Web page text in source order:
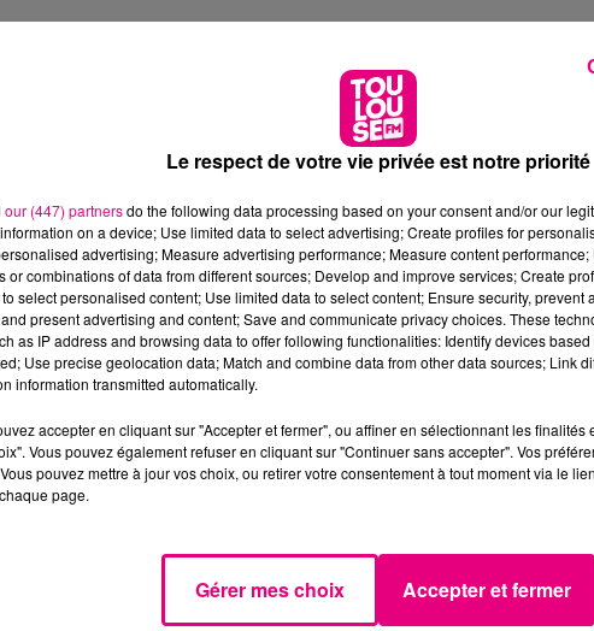
Journée Mondiale de la Chocolatineavec la
finaliste des championnats du monde de pâtisserie.
FM» a envahi la ville rose pour une distributiongéante et
Touet toutes nos boulangeries partenaires pour leur
à vous auditeurs, qui êtes venus à notre rencontre pour
et dans le Sud-Ouest, on dit Chocolatine !
Le respect de votre vie privée est notre priorité
our (447) partnersdo the following data processing based on your consent and/or our
on a device; Use limited data to select advertising; Create profiles for
advertising; Measure advertising performance; Measure content
or combinations of data from different sources; Develop and improve services; Create
select personalised content; Use limited data to select content; Ensure security, prevent
present advertising and content; Save and communicate privacy choices. These
as IP address and browsing data to offer following functionalities: Identify devices
Use precise geolocation data; Match and combine data from other data sources; Link
information transmitted automatically.
accepter en cliquant sur "Accepter et fermer", ou affiner en sélectionnant les finalités
Vous pouvez également refuser en cliquant sur "Continuer sans accepter". Vos
pouvez mettre à jour vos choix, ou retirer votre consentement à tout moment via le
page.
Gérer mes choix Accepter et fermer